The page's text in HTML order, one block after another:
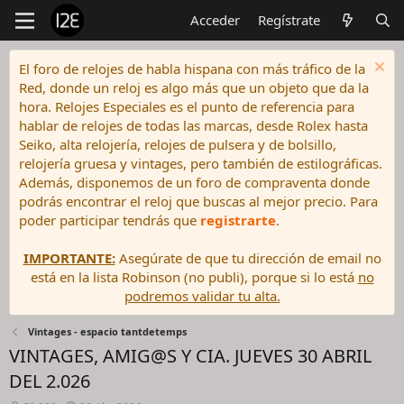
Acceder Regístrate
El foro de relojes de habla hispana con más tráfico de la
Red, donde un reloj es algo más que un objeto que da la
hora. Relojes Especiales es el punto de referencia para
hablar de relojes de todas las marcas, desde Rolex hasta
Seiko, alta relojería, relojes de pulsera y de bolsillo,
relojería gruesa y vintages, pero también de estilográficas.
Además, disponemos de un foro de compraventa donde
podrás encontrar el reloj que buscas al mejor precio. Para
poder participar tendrás que registrarte.
IMPORTANTE:Asegúrate de que tu dirección de email no
está en la lista Robinson (no publi), porque si lo está no
podremos validar tu alta.
Vintages - espacio tantdetemps
VINTAGES, AMIG@S Y CIA. JUEVES 30 ABRIL
DEL 2.026